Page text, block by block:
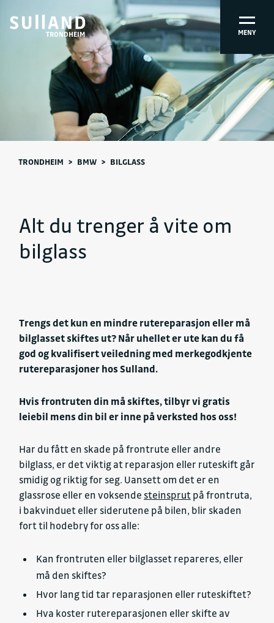
TRONDHEIM MENY
TRONDHEIM > BMW > BILGLASS
Alt du trenger å vite om
bilglass
Trengs det kun en mindre rutereparasjon eller må
bilglasset skiftes ut? Når uhellet er ute kan du få
god og kvalifisert veiledning med merkegodkjente
rutereparasjoner hos Sulland.
Hvis frontruten din må skiftes, tilbyr vi gratis
leiebil mens din bil er inne på verksted hos oss!
Har du fått en skade på frontrute eller andre
bilglass, er det viktig at reparasjon eller ruteskift går
smidig og riktig for seg. Uansett om det er en
glassrose eller en voksende steinsprut på frontruta,
i bakvinduet eller siderutene på bilen, blir skaden
fort til hodebry for oss alle:
Kan frontruten eller bilglasset repareres, eller
må den skiftes?
Hvor lang tid tar reparasjonen eller ruteskiftet?
Hva koster rutereparasjonen eller skifte av